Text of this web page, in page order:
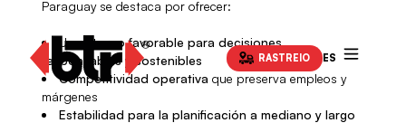
RASTREIO ES
Paraguay se destaca por ofrecer:
Unentorno favorable para decisiones
responsables y sostenibles
Competitividad operativa que preserva empleos y
márgenes
Estabilidad para la planificación a mediano y largo